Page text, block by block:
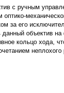
с ручным
оптико-
за его
объектив
кольцо хода,
неплохого